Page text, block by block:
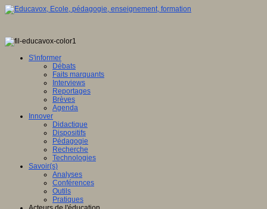
S'informer
Débats
Faits marquants
Interviews
Reportages
Brèves
Agenda
Innover
Didactique
Dispositifs
Pédagogie
Recherche
Technologies
Savoir(s)
Analyses
Conférences
Outils
Pratiques